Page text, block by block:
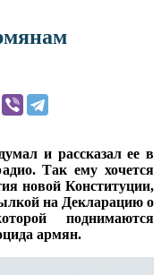
и рассказал ее в
Так ему хочется
новой Конституции,
на Декларацию о
поднимаются
армян.